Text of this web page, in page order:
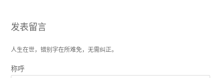
发表留言
人生在世，错别字在所难免，无需纠正。
称呼